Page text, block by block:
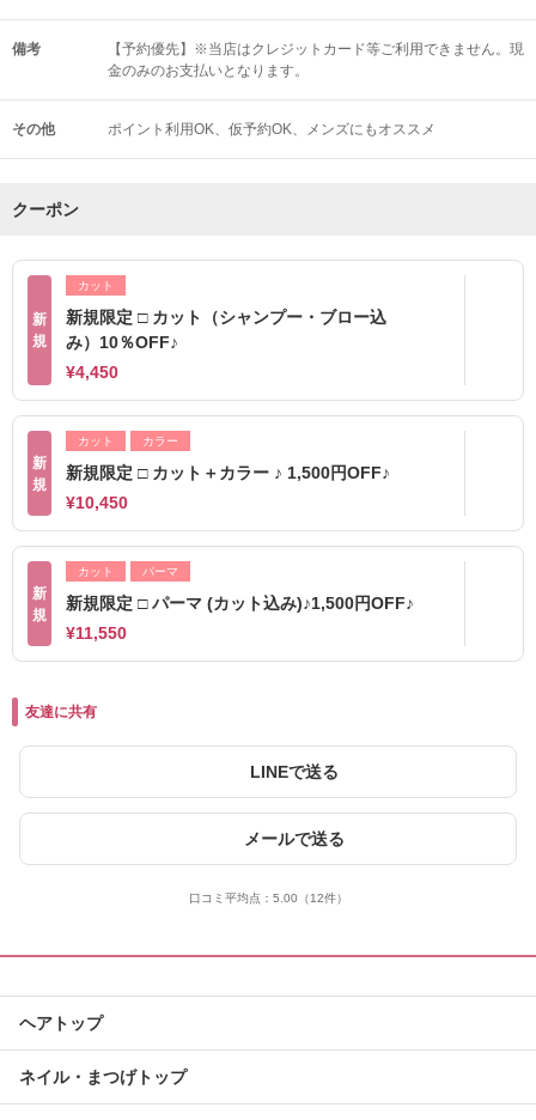
備考
【予約優先】※当店はクレジットカード等ご利用できません。現
金のみのお支払いとなります。
その他 ポイント利用OK 仮予約OK メンズにもオススメ
クーポン
新
規
カット
新規限定 □ カット（シャンプー・ブロー込
み）10％OFF♪
¥4,450
新
規
カット カラー
新規限定 □ カット＋カラー ♪ 1,500円OFF♪
¥10,450
新
規
カット パーマ
新規限定 □ パーマ (カット込み)♪1,500円OFF♪
¥11,550
友達に共有
LINEで送る
メールで送る
口コミ平均点： 5.00 （12件）
ヘアトップ
ネイル・まつげトップ